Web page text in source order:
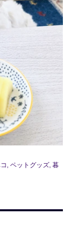
,ペットグッズ,暮